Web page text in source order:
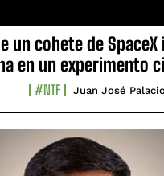
un cohete de
en un experimento
#NTF Juan José